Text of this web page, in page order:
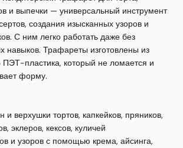
и выпечки — универсальный инструмент
создания изысканных узоров и
С ним легко работать даже без
навыков. Трафареты изготовлены из
ПЭТ-пластика, который не ломается и
форму.
и верхушки тортов, капкейков, пряников,
эклеров, кексов, куличей
и узоров с помощью крема, айсинга,